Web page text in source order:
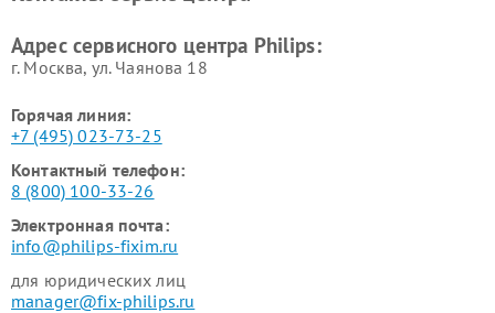
Адрес сервисного центра Philips:
г. Москва, ул. Чаянова 18
Горячая линия:
+7 (495) 023-73-25
Контактный телефон:
8 (800) 100-33-26
Электронная почта:
info@philips-fixim.ru
для юридических лиц
manager@fix-philips.ru